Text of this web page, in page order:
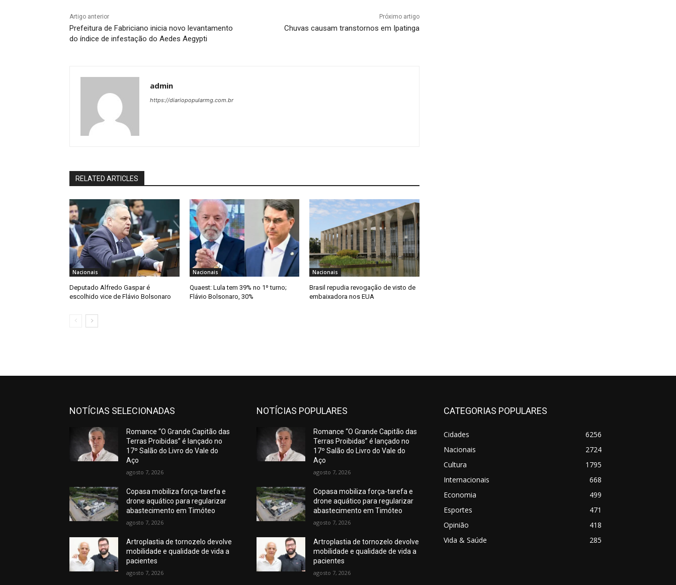
Artigo anterior
Prefeitura de Fabriciano inicia novo levantamento
do índice de infestação do Aedes Aegypti
Próximo artigo
Chuvas causam transtornos em Ipatinga
admin
https://diariopopularmg.com.br
RELATED ARTICLES
Nacionais
Deputado Alfredo Gaspar é
escolhido vice de Flávio Bolsonaro
Nacionais
Quaest: Lula tem 39% no 1º turno;
Flávio Bolsonaro, 30%
Nacionais
Brasil repudia revogação de visto de
embaixadora nos EUA
NOTÍCIAS SELECIONADAS
Romance “O Grande Capitão das
Terras Proibidas” é lançado no
17º Salão do Livro do Vale do
Aço
agosto 7, 2026
Copasa mobiliza força-tarefa e
drone aquático para regularizar
abastecimento em Timóteo
agosto 7, 2026
Artroplastia de tornozelo devolve
mobilidade e qualidade de vida a
pacientes
agosto 7, 2026
NOTÍCIAS POPULARES
Romance “O Grande Capitão das
Terras Proibidas” é lançado no
17º Salão do Livro do Vale do
Aço
agosto 7, 2026
Copasa mobiliza força-tarefa e
drone aquático para regularizar
abastecimento em Timóteo
agosto 7, 2026
Artroplastia de tornozelo devolve
mobilidade e qualidade de vida a
pacientes
agosto 7, 2026
CATEGORIAS POPULARES
Cidades
6256
Nacionais
2724
Cultura
1795
Internacionais
668
Economia
499
Esportes
471
Opinião
418
Vida & Saúde
285